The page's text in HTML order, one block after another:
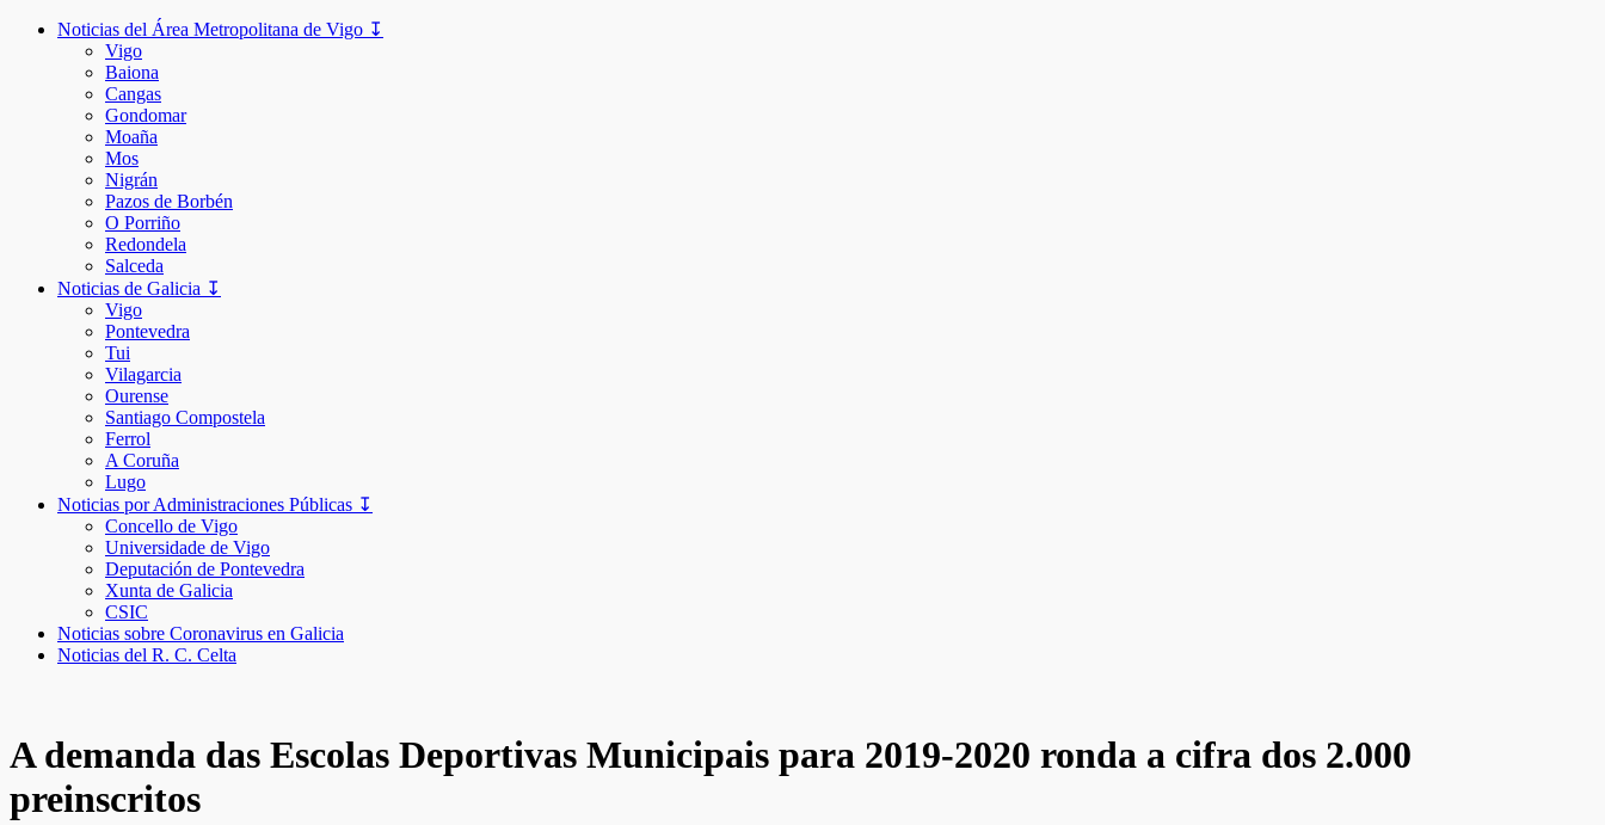
Noticias del Área Metropolitana de Vigo ↧
Vigo
Baiona
Cangas
Gondomar
Moaña
Mos
Nigrán
Pazos de Borbén
O Porriño
Redondela
Salceda
Noticias de Galicia ↧
Vigo
Pontevedra
Tui
Vilagarcia
Ourense
Santiago Compostela
Ferrol
A Coruña
Lugo
Noticias por Administraciones Públicas ↧
Concello de Vigo
Universidade de Vigo
Deputación de Pontevedra
Xunta de Galicia
CSIC
Noticias sobre Coronavirus en Galicia
Noticias del R. C. Celta
A demanda das Escolas Deportivas Municipais para 2019-2020 ronda a cifra dos 2.000
preinscritos